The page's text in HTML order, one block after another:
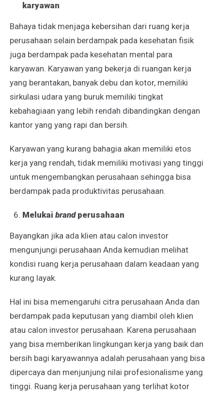
karyawan
Bahaya tidak menjaga kebersihan dari ruang kerja
perusahaan selain berdampak pada kesehatan fisik
juga berdampak pada kesehatan mental para
karyawan. Karyawan yang bekerja di ruangan kerja
yang berantakan, banyak debu dan kotor, memiliki
sirkulasi udara yang buruk memiliki tingkat
kebahagiaan yang lebih rendah dibandingkan dengan
kantor yang yang rapi dan bersih.
Karyawan yang kurang bahagia akan memiliki etos
kerja yang rendah, tidak memiliki motivasi yang tinggi
untuk mengembangkan perusahaan sehingga bisa
berdampak pada produktivitas perusahaan.
Melukai brand perusahaan
Bayangkan jika ada klien atau calon investor
mengunjungi perusahaan Anda kemudian melihat
kondisi ruang kerja perusahaan dalam keadaan yang
kurang layak.
Hal ini bisa memengaruhi citra perusahaan Anda dan
berdampak pada keputusan yang diambil oleh klien
atau calon investor perusahaan. Karena perusahaan
yang bisa memberikan lingkungan kerja yang baik dan
bersih bagi karyawannya adalah perusahaan yang bisa
dipercaya dan menjunjung nilai profesionalisme yang
tinggi. Ruang kerja perusahaan yang terlihat kotor